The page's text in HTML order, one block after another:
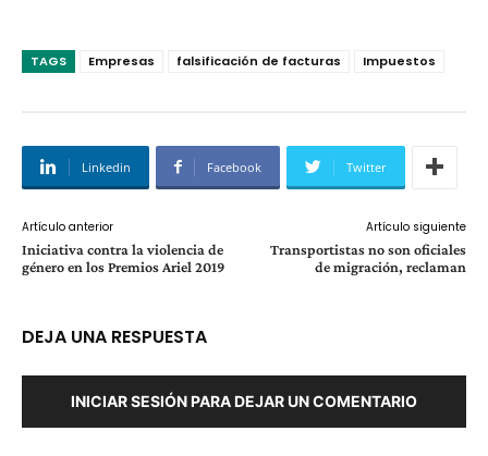
TAGS Empresas falsificación de facturas Impuestos
Linkedin Facebook Twitter
Artículo anterior
Iniciativa contra la violencia de
género en los Premios Ariel 2019
Artículo siguiente
Transportistas no son oficiales
de migración, reclaman
DEJA UNA RESPUESTA
INICIAR SESIÓN PARA DEJAR UN COMENTARIO